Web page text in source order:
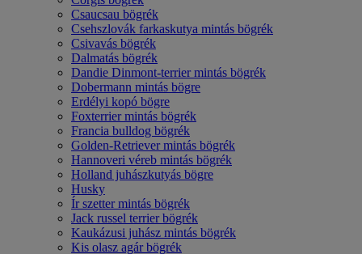
Csaucsau bögrék
Csehszlovák farkaskutya mintás bögrék
Csivavás bögrék
Dalmatás bögrék
Dandie Dinmont-terrier mintás bögrék
Dobermann mintás bögre
Erdélyi kopó bögre
Foxterrier mintás bögrék
Francia bulldog bögrék
Golden-Retriever mintás bögrék
Hannoveri véreb mintás bögrék
Holland juhászkutyás bögre
Husky
Ír szetter mintás bögrék
Jack russel terrier bögrék
Kaukázusi juhász mintás bögrék
Kis olasz agár bögrék